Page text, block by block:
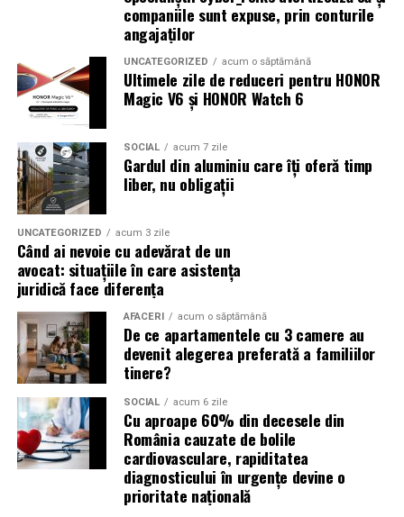
recomandările producătorului mașinii.
Ravenol VMP USVO 5W30 și DPF
Motoarele diesel moderne utilizează filtre de particule
(DPF), iar alegerea unui ulei compatibil este foarte
importantă.
Un ulei formulat pentru utilizarea cu DPF contribuie la:
reducerea acumulării de reziduuri;
protejarea filtrului de particule;
funcționarea eficientă a sistemului antipoluare.
Acest aspect este esențial pentru reducerea riscului
unor reparații costisitoare.
Avantajele Ravenol VMP USVO 5W30
Printre cele mai importante avantaje se numără:
tehnologie USVO;
stabilitate termică ridicată;
rezistență la oxidare;
aprecierea publicului și vor promova valori ecologice în
rândul participanților.
În concluzie, un website performant reprezintă
fundamentul unei strategii digitale de succes.
Combinarea unei experiențe excelente pentru utilizatori
cu optimizarea și promovarea eficientă poate
transforma mediul online într-o sursă stabilă de vânzări
și oportunități pentru orice afacere.
(Advertorial)
companiile sunt expuse, prin conturile
angajaților
UNCATEGORIZED acum o săptămână
Ultimele zile de reduceri pentru HONOR
Magic V6 și HONOR Watch 6
SOCIAL acum 7 zile
Gardul din aluminiu care îți oferă timp
liber, nu obligații
UNCATEGORIZED acum 3 zile
Când ai nevoie cu adevărat de un
avocat: situațiile în care asistența
juridică face diferența
AFACERI acum o săptămână
De ce apartamentele cu 3 camere au
devenit alegerea preferată a familiilor
tinere?
SOCIAL acum 6 zile
Cu aproape 60% din decesele din
România cauzate de bolile
cardiovasculare, rapiditatea
diagnosticului în urgențe devine o
prioritate națională